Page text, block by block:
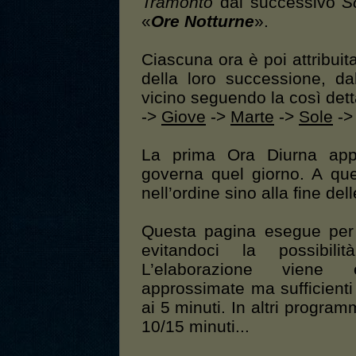
«Ore Notturne».
Ciascuna ora è poi
della loro successione,
vicino seguendo la così
-> Giove -> Marte -> Sole -
La prima Ora Diurna
governa quel giorno. A
nell’ordine sino alla fine
Questa pagina esegue
evitandoci la
L’elaborazione viene
approssimate ma
ai 5 minuti. In altri
10/15 minuti...